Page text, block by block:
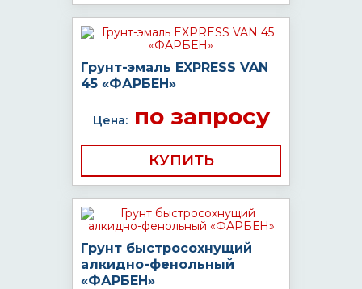
Грунт-эмаль EXPRESS VAN
45 «ФАРБЕН»
Цена:по запросу
КУПИТЬ
Грунт быстросохнущий
алкидно-фенольный
«ФАРБЕН»